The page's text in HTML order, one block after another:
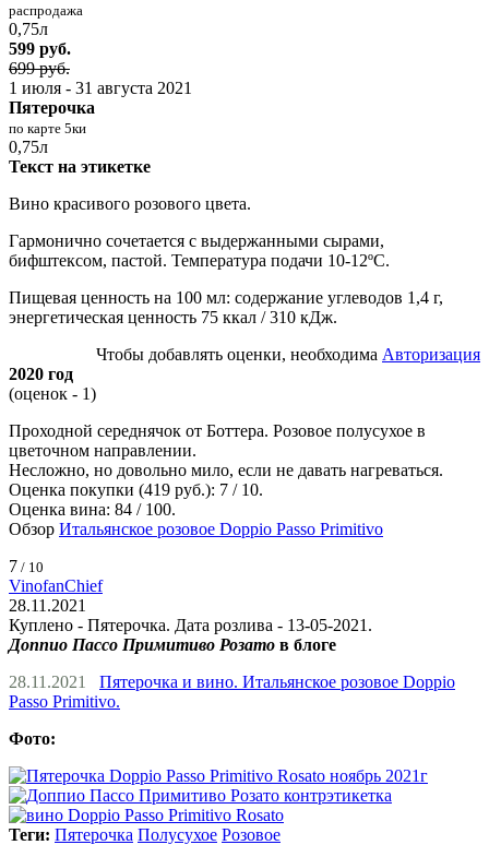
распродажа
0,75л
599 руб.
699 руб.
1 июля - 31 августа 2021
Пятерочка
по карте 5ки
0,75л
Текст на этикетке
Вино красивого розового цвета.
Гармонично сочетается с выдержанными сырами,
бифштексом, пастой. Температура подачи 10-12ºС.
Пищевая ценность на 100 мл: содержание углеводов 1,4 г,
энергетическая ценность 75 ккал / 310 кДж.
Чтобы добавлять оценки, необходима Авторизация
2020 год
(оценок - 1)
Проходной середнячок от Боттера. Розовое полусухое в
цветочном направлении.
Несложно, но довольно мило, если не давать нагреваться.
Оценка покупки (419 руб.): 7 / 10.
Оценка вина: 84 / 100.
Обзор Итальянское розовое Doppio Passo Primitivo
7 / 10
VinofanChief
28.11.2021
Куплено - Пятерочка. Дата розлива - 13-05-2021.
Доппио Пассо Примитиво Розато в блоге
28.11.2021
Пятерочка и вино. Итальянское розовое Doppio
Passo Primitivo.
Фото:
Теги: Пятерочка Полусухое Розовое